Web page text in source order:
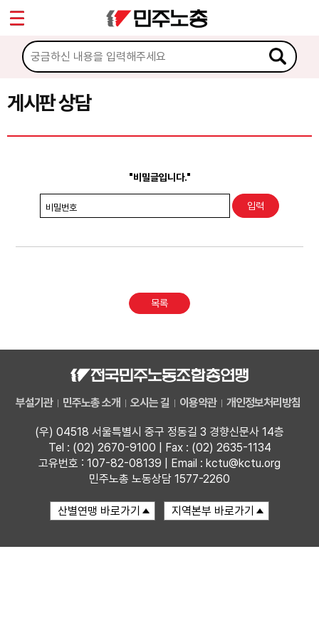
게시판 상담
"비밀글입니다."
비밀번호
목록
부설기관 민주노총 소개 오시는 길 이용약관 개인정보처리방침
(우) 04518 서울특별시 중구 정동길 3 경향신문사 14층
Tel : (02) 2670-9100 | Fax : (02) 2635-1134
고유번호 : 107-82-08139 | Email : kctu@kctu.org
민주노총 노동상담 1577-2260
마이페이지
소개
소식
노동상담
권리찾기수첩 검색
찾아보기
Sketchbook5, 스케치북5
Sketchbook5, 스케치북5